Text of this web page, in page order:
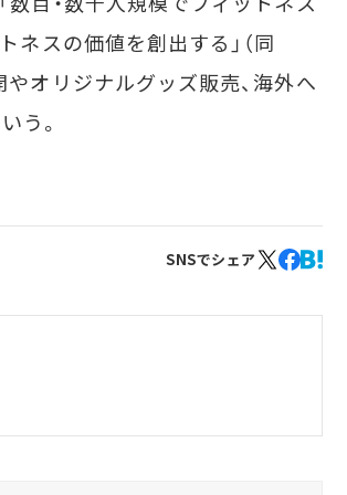
スの価値を創出する」（同
オリジナルグッズ販売、海外へ
う。
SNSでシェア